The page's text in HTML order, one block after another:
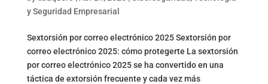
y Seguridad Empresarial
Sextorsión por correo electrónico 2025 Sextorsión por
correo electrónico 2025: cómo protegerte La sextorsión
por correo electrónico 2025 se ha convertido en una
táctica de extorsión frecuente y cada vez más